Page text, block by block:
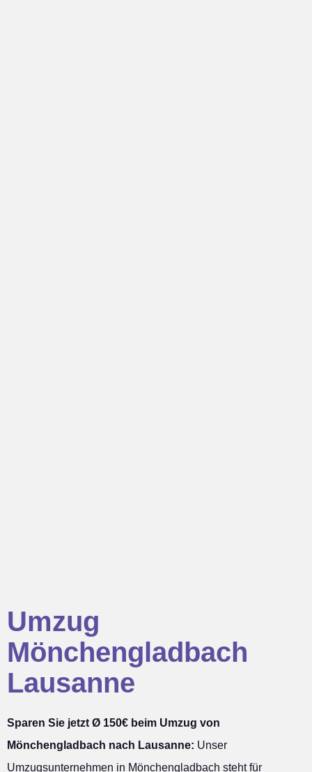
Umzug
Mönchengladbach
Lausanne
Sparen Sie jetzt Ø 150€ beim Umzug von
Mönchengladbach nach Lausanne: Unser
Umzugsunternehmen in Mönchengladbach steht für